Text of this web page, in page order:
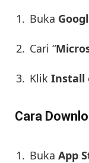
Buka
Cari “
Klik Install
Cara
Buka App